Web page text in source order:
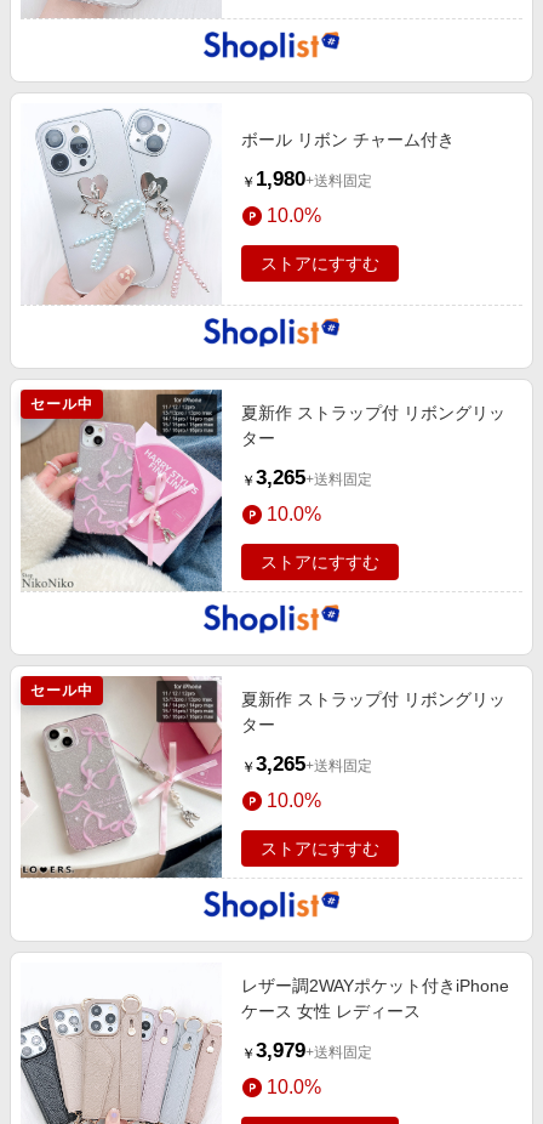
ボール リボン チャーム付き
￥ 1,980+送料固定
10.0%
ストアにすすむ
セール中
夏新作 ストラップ付 リボングリッ
ター
￥ 3,265+送料固定
10.0%
ストアにすすむ
セール中
夏新作 ストラップ付 リボングリッ
ター
￥ 3,265+送料固定
10.0%
ストアにすすむ
レザー調2WAYポケット付きiPhone
ケース 女性 レディース
￥ 3,979+送料固定
10.0%